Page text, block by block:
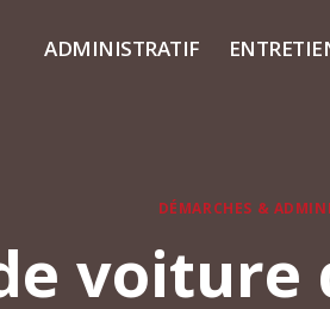
ADMINISTRATIF
DÉMARCHES &
voiture